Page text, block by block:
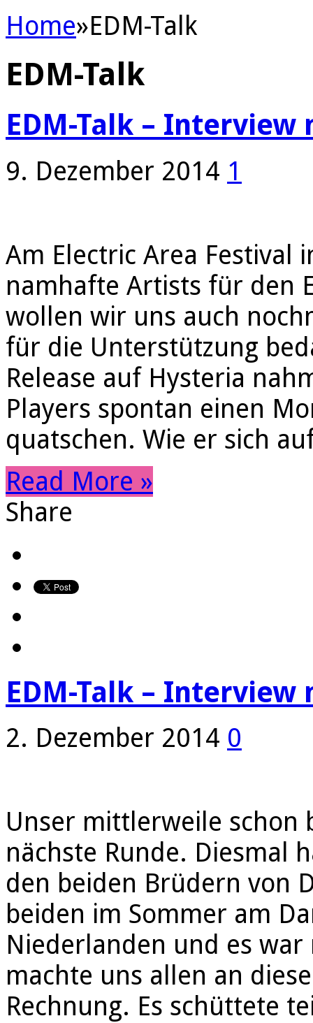
Home»EDM-Talk
EDM-Talk
EDM-Talk – Interview
9. Dezember 2014 1
Am Electric Area Festival
namhafte Artists für den
wollen wir uns auch
für die Unterstützung
Release auf Hysteria
Players spontan einen
quatschen. Wie er sich
Read More »
Share
EDM-Talk – Interview
2. Dezember 2014 0
Unser mittlerweile schon
nächste Runde. Diesmal
den beiden Brüdern von
beiden im Sommer am
Niederlanden und es
machte uns allen an
Rechnung. Es schüttete